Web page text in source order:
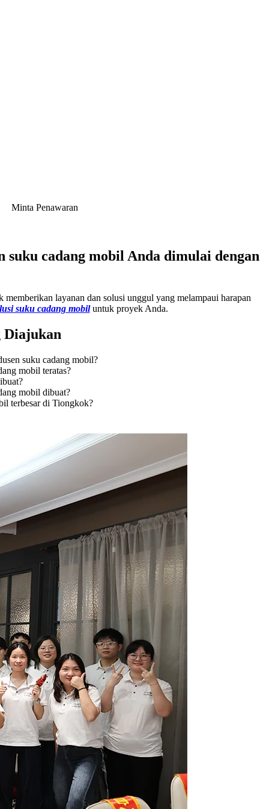
Minta Penawaran
suku cadang mobil Anda dimulai dengan
layanan dan solusi unggul yang melampaui harapan
suku cadang mobiluntuk proyek Anda.
Diajukan
suku cadang mobil?
mobil teratas?
mobil dibuat?
terbesar di Tiongkok?